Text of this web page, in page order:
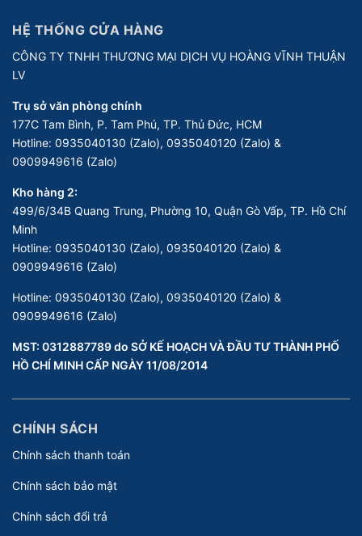
HỆ THỐNG CỬA HÀNG
CÔNG TY TNHH THƯƠNG MẠI DỊCH VỤ HOÀNG VĨNH THUẬN
LV
Trụ sở văn phòng chính
177C Tam Bình, P. Tam Phú, TP. Thủ Đức, HCM
Hotline: 0935040130 (Zalo), 0935040120 (Zalo) &
0909949616 (Zalo)
Kho hàng 2:
499/6/34B Quang Trung, Phường 10, Quận Gò Vấp, TP. Hồ Chí
Minh
Hotline: 0935040130 (Zalo), 0935040120 (Zalo) &
0909949616 (Zalo)
Hotline: 0935040130 (Zalo), 0935040120 (Zalo) &
0909949616 (Zalo)
MST: 0312887789 do SỞ KẾ HOẠCH VÀ ĐẦU TƯ THÀNH PHỐ
HỒ CHÍ MINH CẤP NGÀY 11/08/2014
CHÍNH SÁCH
Chính sách thanh toán
Chính sách bảo mật
Chính sách đổi trả